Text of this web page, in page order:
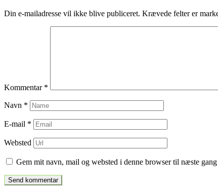
Din e-mailadresse vil ikke blive publiceret. Krævede felter er
Kommentar *
Navn *
E-mail *
Websted
Gem mit navn, mail og websted i denne browser til næste